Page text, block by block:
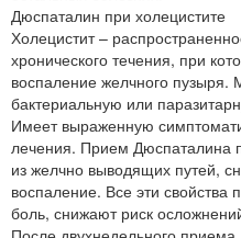
Дюспаталин при холецистите
Холецистит –
хронического течения, при
воспаление желчного пузыря.
бактериальную или
Имеет выраженную
лечения. Прием Дюспаталина
из желчно выводящих путей,
воспаление. Все эти свойства
боль, снижают риск